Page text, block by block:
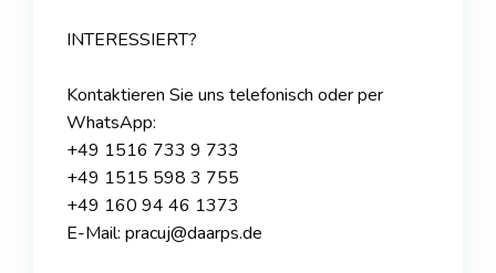
INTERESSIERT?
Kontaktieren Sie uns telefonisch oder per
WhatsApp:
+49 1516 733 9 733
+49 1515 598 3 755
+49 160 94 46 1373
E-Mail: pracuj@daarps.de